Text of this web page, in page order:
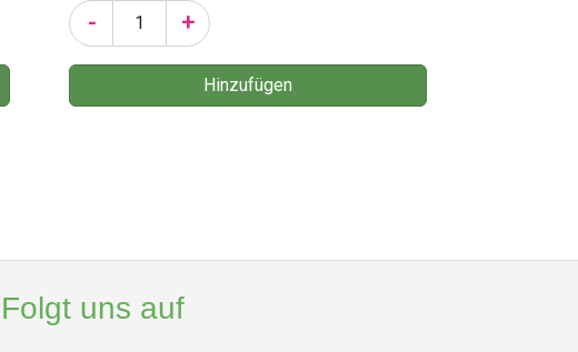
- +
Folgt uns auf